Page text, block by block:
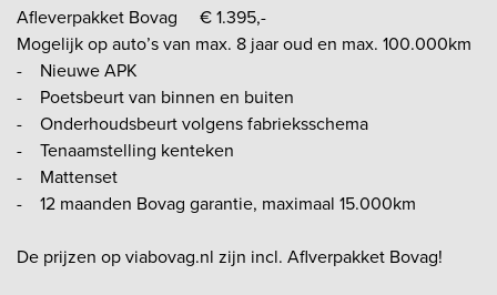
Afleverpakket Bovag € 1.395,-
Mogelijk op auto’s van max. 8 jaar oud en max. 100.000km
- Nieuwe APK
- Poetsbeurt van binnen en buiten
- Onderhoudsbeurt volgens fabrieksschema
- Tenaamstelling kenteken
- Mattenset
- 12 maanden Bovag garantie, maximaal 15.000km
De prijzen op viabovag.nl zijn incl. Aflverpakket Bovag!